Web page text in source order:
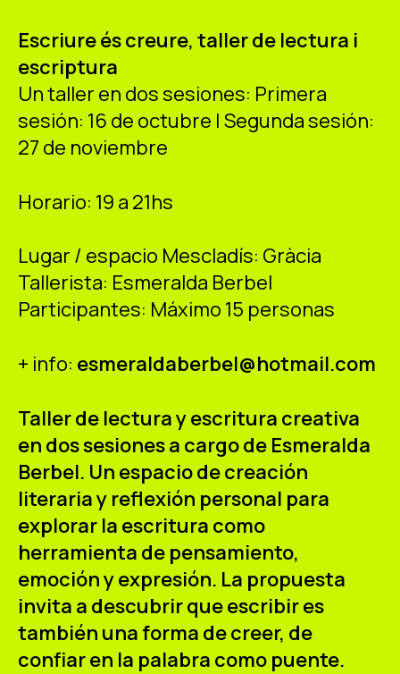
Escriure és creure, taller de lectura i
escriptura
Un taller en dos sesiones: Primera
sesión: 16 de octubre | Segunda sesión:
27 de noviembre
Horario: 19 a 21hs
Lugar / espacio Mescladís: Gràcia
Tallerista: Esmeralda Berbel
Participantes: Máximo 15 personas
+ info: esmeraldaberbel@hotmail.com
Taller de lectura y escritura creativa
en dos sesiones a cargo de Esmeralda
Berbel. Un espacio de creación
literaria y reflexión personal para
explorar la escritura como
herramienta de pensamiento,
emoción y expresión. La propuesta
invita a descubrir que escribir es
también una forma de creer, de
confiar en la palabra como puente.